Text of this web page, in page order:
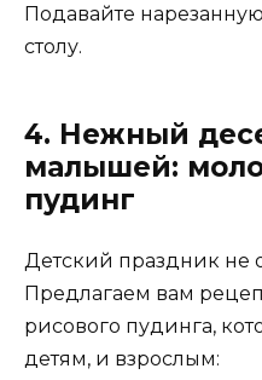
Подавайте
столу.
4. Нежный
малышей:
пудинг
Детский праздник не
Предлагаем вам
рисового пудинга,
детям, и взрослым: